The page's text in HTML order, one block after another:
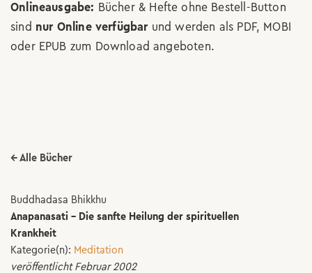
Onlineausgabe: Bücher & Hefte ohne Bestell-Button
sind nur Online verfügbar und werden als PDF, MOBI
oder EPUB zum Download angeboten.
← Alle Bücher
Buddhadasa Bhikkhu
Anapanasati - Die sanfte Heilung der spirituellen
Krankheit
Kategorie(n): Meditation
veröffentlicht Februar 2002